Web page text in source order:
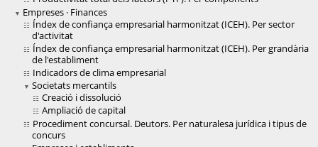
Empreses · Finances
Índex de confiança empresarial harmonitzat (ICEH). Per sector
d'activitat
Índex de confiança empresarial harmonitzat (ICEH). Per grandària
de l'establiment
Indicadors de clima empresarial
Societats mercantils
Creació i dissolució
Ampliació de capital
Procediment concursal. Deutors. Per naturalesa jurídica i tipus de
concurs